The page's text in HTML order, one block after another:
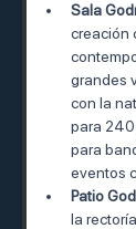
Sala
creación
grandes
con la
para 240
para
eventos
Patio
la